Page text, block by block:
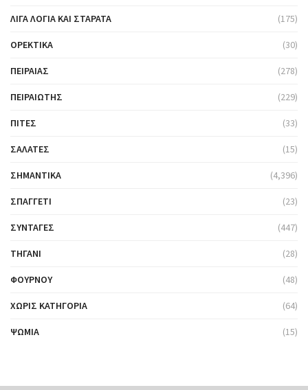
ΛΊΓΑ ΛΌΓΙΑ ΚΑΙ ΣΤΑΡΆΤΑ (175)
ΟΡΕΚΤΙΚΆ (30)
ΠΕΙΡΑΙΆΣ (278)
ΠΕΙΡΑΙΏΤΗΣ (229)
ΠΊΤΕΣ (33)
ΣΑΛΆΤΕΣ (15)
ΣΗΜΑΝΤΙΚΆ (4,396)
ΣΠΑΓΓΈΤΙ (23)
ΣΥΝΤΑΓΈΣ (447)
ΤΗΓΆΝΙ (28)
ΦΟΎΡΝΟΥ (48)
ΧΩΡΊΣ ΚΑΤΗΓΟΡΊΑ (64)
ΨΩΜΙΆ (15)